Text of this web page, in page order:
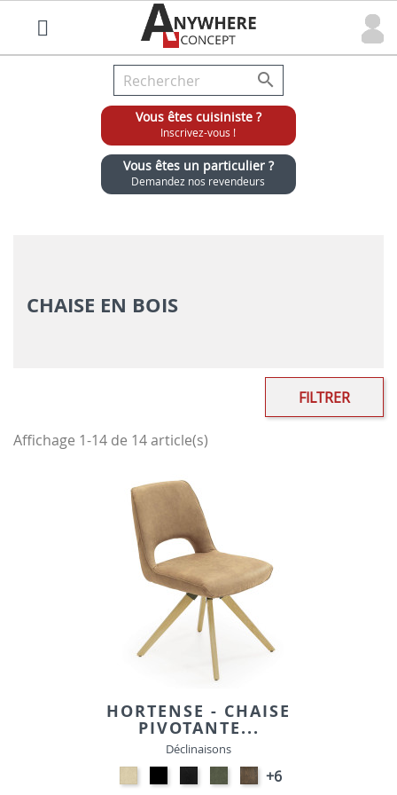

Vous êtes cuisiniste ?
Inscrivez-vous !
Vous êtes un particulier ?
Demandez nos revendeurs
CHAISE EN BOIS
FILTRER
Affichage 1-14 de 14 article(s)
HORTENSE - CHAISE
PIVOTANTE...
Déclinaisons
ANTHRACITE-
VERTSmoked
+6